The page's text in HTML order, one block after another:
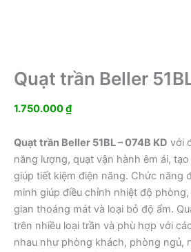
Quạt trần Beller
1.750.000₫
Quạt trần Beller 51BL – 074B KD với
năng lượng, quạt vận hành êm ái,
giúp tiết kiệm điện năng. Chức năng
minh giúp điều chỉnh nhiệt độ
gian thoáng mát và loại bỏ độ ẩm.
trên nhiều loại trần và phù hợp với
nhau như phòng khách, phòng ngủ,